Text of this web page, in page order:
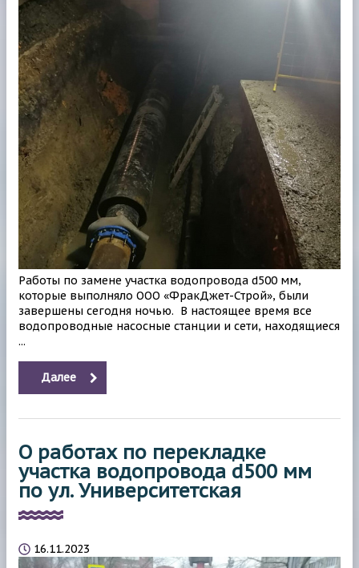
Работы по замене участка водопровода d500 мм,
которые выполняло ООО «ФракДжет-Строй», были
завершены сегодня ночью. В настоящее время все
водопроводные насосные станции и сети, находящиеся
...
Далее
О работах по перекладке
участка водопровода d500 мм
по ул. Университетская
16.11.2023